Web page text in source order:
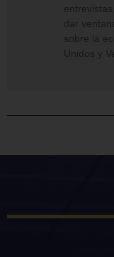
dar
sobre la
Unidos y